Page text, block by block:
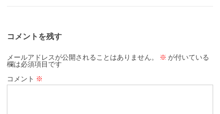
コメントを残す
メールアドレスが公開されることはありません。 ※ が付いている
欄は必須項目です
コメント ※